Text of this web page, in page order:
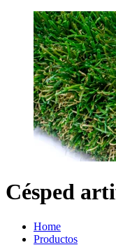
Césped
Home
Productos